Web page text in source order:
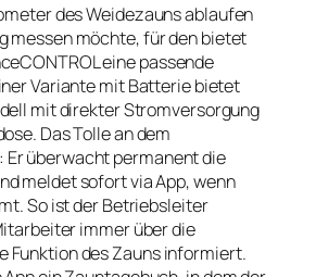
des Weidezauns ablaufen
messen möchte, für den bietet
eine passende
Variante mit Batterie bietet
mit direkter Stromversorgung
Das Tolle an dem
Er überwacht permanent die
meldet sofort via App, wenn
So ist der Betriebsleiter
immer über die
Funktion des Zauns informiert.